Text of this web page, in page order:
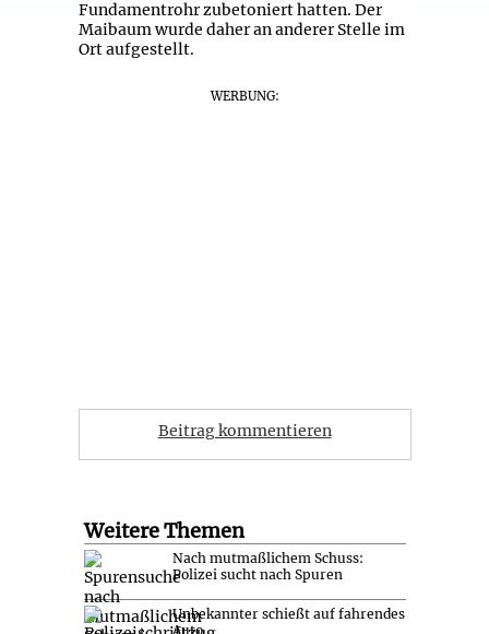
Fundamentrohr zubetoniert hatten. Der
Maibaum wurde daher an anderer Stelle im
Ort aufgestellt.
WERBUNG:
Beitrag kommentieren
Weitere Themen
Nach mutmaßlichem Schuss:
Polizei sucht nach Spuren
Unbekannter schießt auf fahrendes
Auto